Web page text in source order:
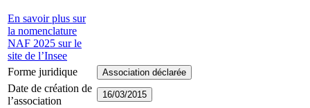
En savoir plus sur
la nomenclature
NAF 2025 sur le
site de l’Insee
Forme juridique Association déclarée
Date de création de
l’association
16/03/2015